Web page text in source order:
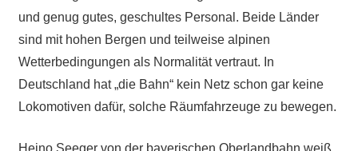
und genug gutes, geschultes Personal. Beide Länder
sind mit hohen Bergen und teilweise alpinen
Wetterbedingungen als Normalität vertraut. In
Deutschland hat „die Bahn“ kein Netz schon gar keine
Lokomotiven dafür, solche Räumfahrzeuge zu bewegen.